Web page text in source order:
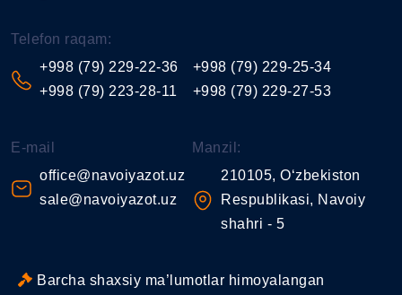
Telefon raqam:
+998 (79) 229-22-36
+998 (79) 223-28-11
+998 (79) 229-25-34
+998 (79) 229-27-53
E-mail
office@navoiyazot.uz
sale@navoiyazot.uz
Manzil:
210105, O‘zbekiston
Respublikasi, Navoiy
shahri - 5
Barcha shaxsiy ma’lumotlar himoyalangan